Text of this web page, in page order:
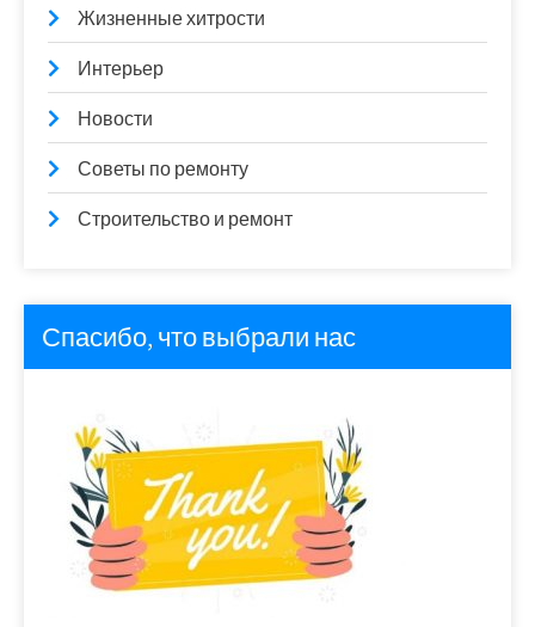
Жизненные хитрости
Интерьер
Новости
Советы по ремонту
Строительство и ремонт
Спасибо, что выбрали нас